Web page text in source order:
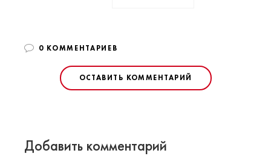
0 КОММЕНТАРИЕВ
ОСТАВИТЬ КОММЕНТАРИЙ
Добавить комментарий